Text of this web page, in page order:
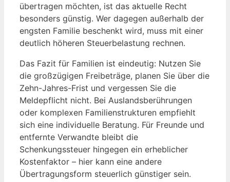
übertragen möchten, ist das aktuelle Recht
besonders günstig. Wer dagegen außerhalb der
engsten Familie beschenkt wird, muss mit einer
deutlich höheren Steuerbelastung rechnen.
Das Fazit für Familien ist eindeutig: Nutzen Sie
die großzügigen Freibeträge, planen Sie über die
Zehn-Jahres-Frist und vergessen Sie die
Meldepflicht nicht. Bei Auslandsberührungen
oder komplexen Familienstrukturen empfiehlt
sich eine individuelle Beratung. Für Freunde und
entfernte Verwandte bleibt die
Schenkungssteuer hingegen ein erheblicher
Kostenfaktor – hier kann eine andere
Übertragungsform steuerlich günstiger sein.